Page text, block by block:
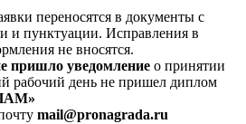
переносятся в документы с
и пунктуации. Исправления в
не вносятся.
пришло уведомление о принятии
рабочий день не пришел диплом
mail@pronagrada.ru